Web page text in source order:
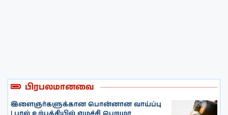
பிரபலமானவை
இளைஞர்களுக்கான பொன்னான வாய்ப்பு